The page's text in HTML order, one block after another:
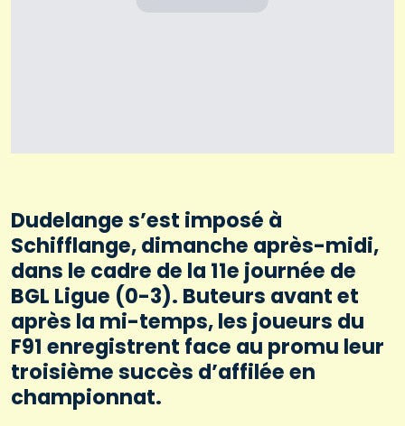
Dudelange s’est imposé à
Schifflange, dimanche après-midi,
dans le cadre de la 11e journée de
BGL Ligue (0-3). Buteurs avant et
après la mi-temps, les joueurs du
F91 enregistrent face au promu leur
troisième succès d’affilée en
championnat.